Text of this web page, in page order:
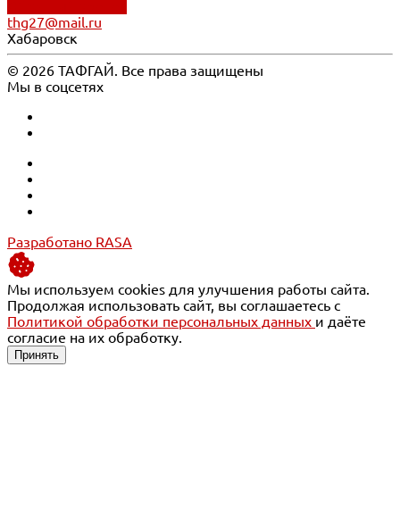
thg27@mail.ru
Хабаровск
© 2026 ТАФГАЙ. Все права защищены
Мы в соцсетях
Разработано RASA
Мы используем cookies для улучшения работы сайта.
Продолжая использовать сайт, вы соглашаетесь с
Политикой обработки персональных данных и даёте
согласие на их обработку.
Принять